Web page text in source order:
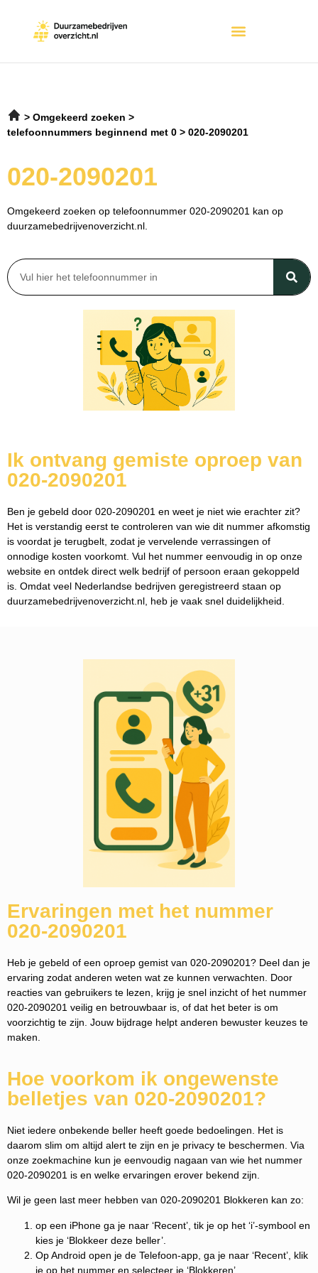
Omgekeerd zoeken
telefoonnummers beginnend met 0
020-2090201
020-2090201
Omgekeerd zoeken op telefoonnummer 020-2090201 kan op
duurzamebedrijvenoverzicht.nl.
Ik ontvang gemiste oproep van
020-2090201
Ben je gebeld door 020-2090201 en weet je niet wie erachter zit?
Het is verstandig eerst te controleren van wie dit nummer afkomstig
is voordat je terugbelt, zodat je vervelende verrassingen of
onnodige kosten voorkomt. Vul het nummer eenvoudig in op onze
website en ontdek direct welk bedrijf of persoon eraan gekoppeld
is. Omdat veel Nederlandse bedrijven geregistreerd staan op
duurzamebedrijvenoverzicht.nl, heb je vaak snel duidelijkheid.
Ervaringen met het nummer
020-2090201
Heb je gebeld of een oproep gemist van 020-2090201? Deel dan je
ervaring zodat anderen weten wat ze kunnen verwachten. Door
reacties van gebruikers te lezen, krijg je snel inzicht of het nummer
020-2090201 veilig en betrouwbaar is, of dat het beter is om
voorzichtig te zijn. Jouw bijdrage helpt anderen bewuster keuzes te
maken.
Hoe voorkom ik ongewenste
belletjes van 020-2090201?
Niet iedere onbekende beller heeft goede bedoelingen. Het is
daarom slim om altijd alert te zijn en je privacy te beschermen. Via
onze zoekmachine kun je eenvoudig nagaan van wie het nummer
020-2090201 is en welke ervaringen erover bekend zijn.
Wil je geen last meer hebben van 020-2090201 Blokkeren kan zo:
op een iPhone ga je naar ‘Recent’, tik je op het ‘i’-symbool en
kies je ‘Blokkeer deze beller’.
Op Android open je de Telefoon-app, ga je naar ‘Recent’, klik
je op het nummer en selecteer je ‘Blokkeren’.